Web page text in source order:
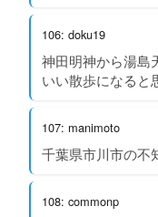
106: doku19
神田明神から湯島
いい散歩になると
107: manimoto
千葉県市川市の不
108: commonp